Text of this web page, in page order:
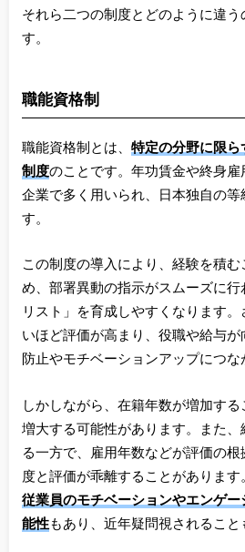
それら二つの制度とどのように違う
す。
職能資格制
職能資格制とは、 特定の分野に限ら
制度のことです。年功賃金や終身
企業で多く用いられ、日本独自の等
す。
この制度の導入により、経験を積
め、部署異動の指示がスムーズに行
リスト」を育成しやすくなります
いほど評価が高まり、役職や給与
防止やモチベーションアップにつな
しかしながら、在籍年数が増加す
増大する可能性があります。また
る一方で、雇用年数などが評価の
度と評価が乖離することがあります
従業員のモチベーションやエンゲー
能性もあり、近年疑問視されること